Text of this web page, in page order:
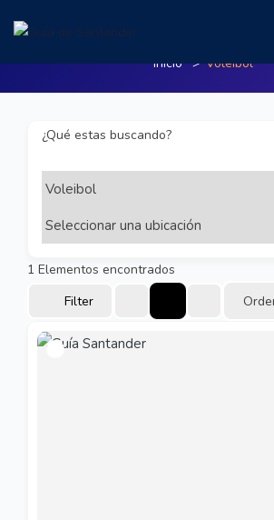
Inicio Voleibol
¿Qué estas buscando?
1 Elementos encontrados
Filter